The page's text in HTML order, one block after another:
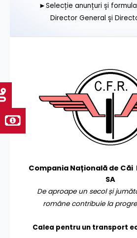
►Selecție anunțuri și
Director General și
Compania Națională de Căi
SA
De aproape un secol și
române contribuie la
Calea pentru un transport